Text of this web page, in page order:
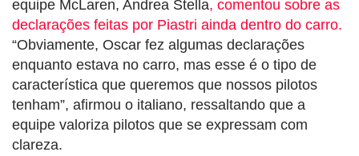
equipe McLaren, Andrea Stella, comentou sobre as
declarações feitas por Piastri ainda dentro do carro.
“Obviamente, Oscar fez algumas declarações
enquanto estava no carro, mas esse é o tipo de
característica que queremos que nossos pilotos
tenham”, afirmou o italiano, ressaltando que a
equipe valoriza pilotos que se expressam com
clareza.